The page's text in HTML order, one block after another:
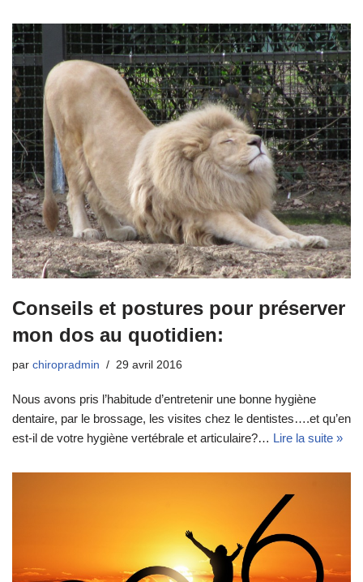
Conseils et postures pour préserver
mon dos au quotidien:
par chiropradmin 29 avril 2016
Nous avons pris l’habitude d’entretenir une bonne hygiène
dentaire, par le brossage, les visites chez le dentistes….et qu’en
est-il de votre hygiène vertébrale et articulaire?… Lire la suite »